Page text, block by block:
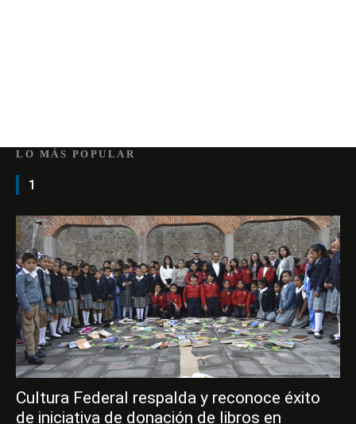
LO MÁS POPULAR
1
Cultura Federal respalda y reconoce éxito
de iniciativa de donación de libros en